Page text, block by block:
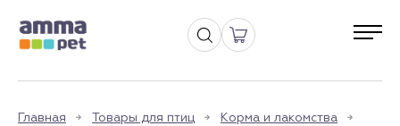
Главная Товары для птиц
Корма и лакомства